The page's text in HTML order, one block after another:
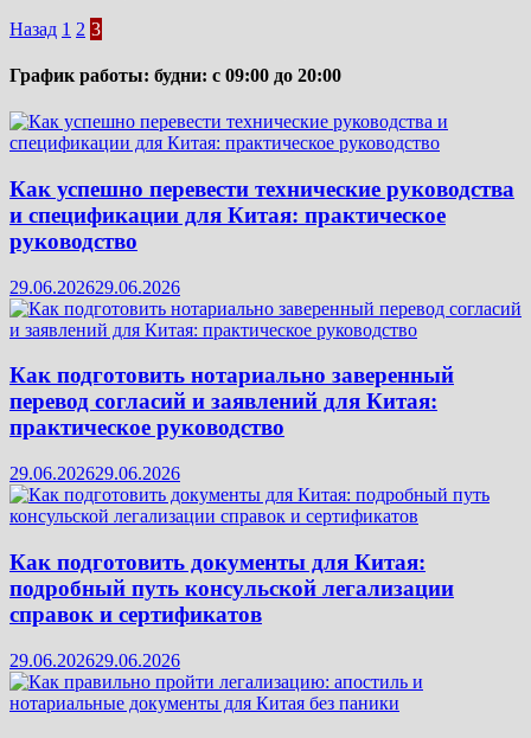
Пагинация
записей
Назад 1 2 3
График работы: будни: с 09:00 до 20:00
Как успешно перевести технические руководства
и спецификации для Китая: практическое
руководство
29.06.202629.06.2026
Как подготовить нотариально заверенный
перевод согласий и заявлений для Китая:
практическое руководство
29.06.202629.06.2026
Как подготовить документы для Китая:
подробный путь консульской легализации
справок и сертификатов
29.06.202629.06.2026